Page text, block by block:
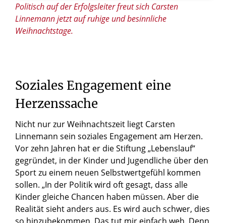
Politisch auf der Erfolgsleiter freut sich Carsten
Linnemann jetzt auf ruhige und besinnliche
Weihnachtstage.
Soziales Engagement eine
Herzenssache
Nicht nur zur Weihnachtszeit liegt Carsten
Linnemann sein soziales Engagement am Herzen.
Vor zehn Jahren hat er die Stiftung „Lebenslauf“
gegründet, in der Kinder und Jugendliche über den
Sport zu einem neuen Selbstwertgefühl kommen
sollen. „In der Politik wird oft gesagt, dass alle
Kinder gleiche Chancen haben müssen. Aber die
Realität sieht anders aus. Es wird auch schwer, dies